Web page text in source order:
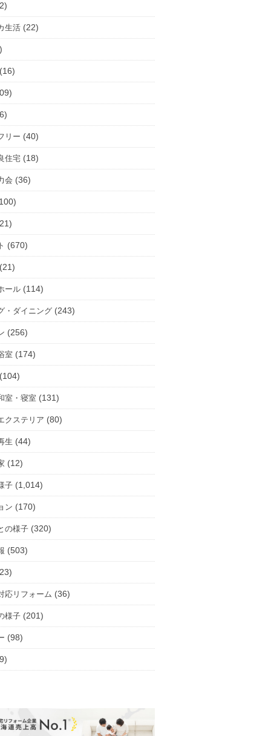
生活 (22)
リー (40)
住宅 (18)
会 (36)
(670)
ール (114)
・ダイニング (243)
(256)
室 (174)
室・寝室 (131)
クステリア (80)
生 (44)
(12)
子 (1,014)
ン (170)
の様子 (320)
(503)
応リフォーム (36)
様子 (201)
(98)